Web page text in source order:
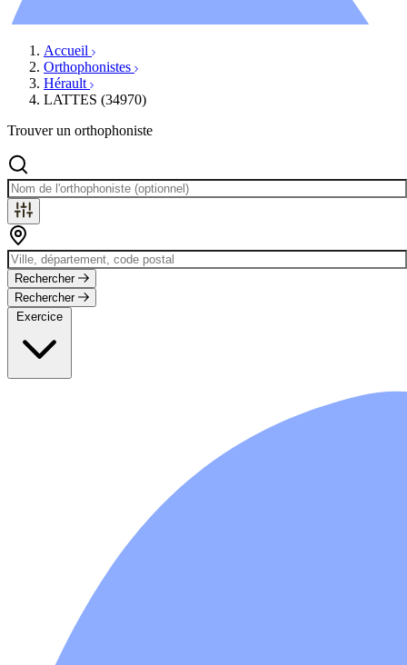
Accueil
Orthophonistes
Hérault
LATTES (34970)
Trouver un orthophoniste
Rechercher
Rechercher
Exercice